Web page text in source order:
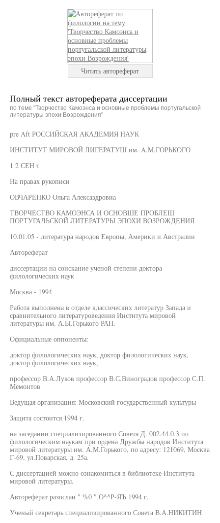
Читать автореферат
Полный текст автореферата диссертации
по теме "Творчество Камоэнса и основные проблемы португальской
литературы эпохи Возрождения"
pre Aft РОССИЙСКАЯ АКАДЕМИЯ НАУК
ИНСТИТУТ МИРОВОЙ ЛИГЕРАТУШ им. A.M.ГОРЬКОГО
1 2 СЕН т
На правах рукописи
ОВЧАРЕНКО Ольга Алексаздровиа
ТВОРЧЕСТВО КАМОЭНСА И ОСНОВШЕ ПРОБЛЕШ
ПОРТУГАЛЬСКОЙ ЛИТЕРАТУРЫ ЭПОХИ ВОЗРОЖДЕНИЯ
10.01.05 - литература народов Европы, Америки и Австралии
Автореферат
диссертации на соискание ученой степени доктора
филологических наук
Москва - 1994
Работа выполнена в отделе классических литератур Запада и
сравнительного литературоведения Института мировой
литературы им. А.Ы.Горького РАН.
Официальные оппоненты:
доктор филологических наук, доктор филологических наук,
доктор филологических наук,
профессор В.А.Луков профессор В.С.Виноградов профессор С.П.
Мемонтов
Ведущая организация: Московский государственный культуры-
Защита состоится 1994 г.
на заседании специализированного Совета Д. 002.44.0.3 по
филологическим наукам при ордена Дружбы народов Института
мировой литературы им. А.М.Горького, по адресу: 121069, Москва
Г-69, ул.Поварская, д. 25а.
С диссертацией можно ознакомиться в библиотеке Института
мировой литературы.
Автореферат разослан " %0 " О^^Р-ЯЪ 1994 г.
Ученый секретарь специализированного Совета В.А.НИКИТИН